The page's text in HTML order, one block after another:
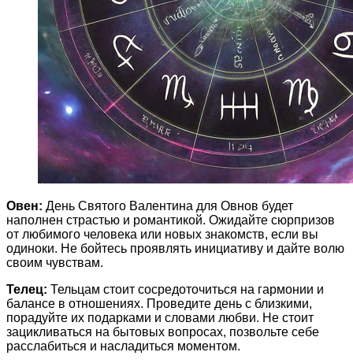
Овен: День Святого Валентина для Овнов будет
наполнен страстью и романтикой. Ожидайте сюрпризов
от любимого человека или новых знакомств, если вы
одиноки. Не бойтесь проявлять инициативу и дайте волю
своим чувствам.
Телец: Тельцам стоит сосредоточиться на гармонии и
балансе в отношениях. Проведите день с близкими,
порадуйте их подарками и словами любви. Не стоит
зацикливаться на бытовых вопросах, позвольте себе
расслабиться и насладиться моментом.